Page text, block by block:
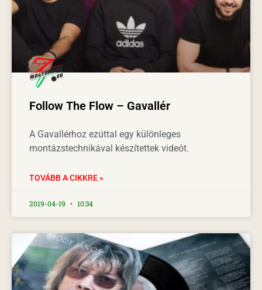
Follow The Flow – Gavallér
A Gavallérhoz ezúttal egy különleges
montázstechnikával készítettek videót.
TOVÁBB A CIKKRE »
2019-04-19 10:34